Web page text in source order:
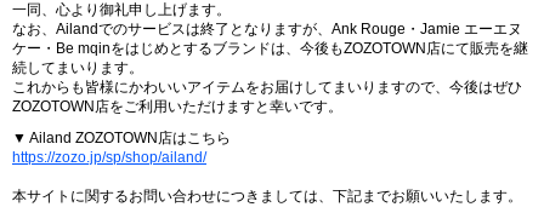
一同、心より御礼申し上げます。
なお、Ailandでのサービスは終了となりますが、Ank Rouge・Jamie エーエヌ
ケー・Be mqinをはじめとするブランドは、今後もZOZOTOWN店にて販売を継
続してまいります。
これからも皆様にかわいいアイテムをお届けしてまいりますので、今後はぜひ
ZOZOTOWN店をご利用いただけますと幸いです。
▼ Ailand ZOZOTOWN店はこちら
https://zozo.jp/sp/shop/ailand/
本サイトに関するお問い合わせにつきましては、下記までお願いいたします。